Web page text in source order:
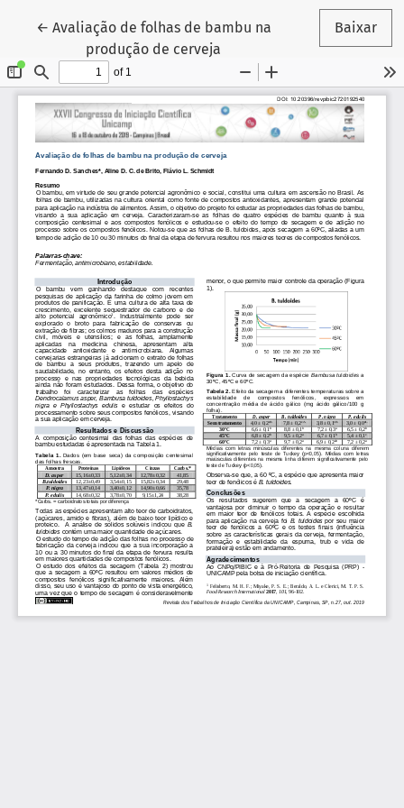
← Voltar aos Detalhes do Artigo
Avaliação de folhas de bambu na
produção de cerveja
Baixar